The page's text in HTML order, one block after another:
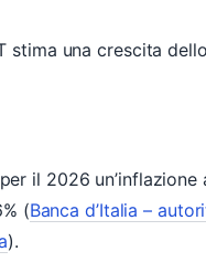
stima una crescita
il 2026 un’inflazione
(Banca d’Italia –
).